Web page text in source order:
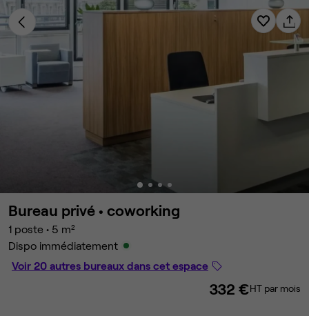
Bureau privé • coworking
1 poste • 5 m²
Dispo immédiatement
Voir 20 autres bureaux dans cet espace
332 €HT par mois